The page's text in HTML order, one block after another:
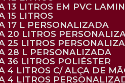
13 LITROS EM PVC
15 LITROS
17 L PERSONALIZADA
20 LITROS
25 LITROS
28 L PERSONALIZADA
36 LITROS POLIÉSTER
4 LITROS C/ ALÇA DE
4 LITROS